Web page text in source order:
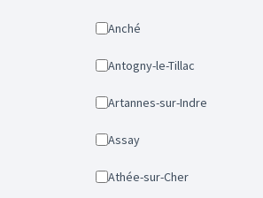
Anché
Antogny-le-Tillac
Artannes-sur-Indre
Assay
Athée-sur-Cher